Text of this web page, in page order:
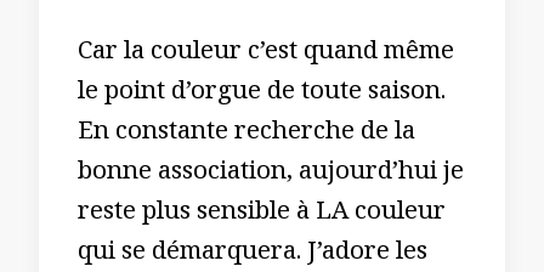
Car la couleur c’est quand même
le point d’orgue de toute saison.
En constante recherche de la
bonne association, aujourd’hui je
reste plus sensible à LA couleur
qui se démarquera. J’adore les